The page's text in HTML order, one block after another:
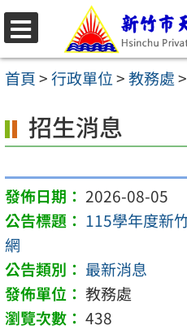
跳
至
主
內
容
區
選
單
首頁>行政單位>教務處>
招生消息
2026-08-05
115學年度新
網
最新消息
教務處
438